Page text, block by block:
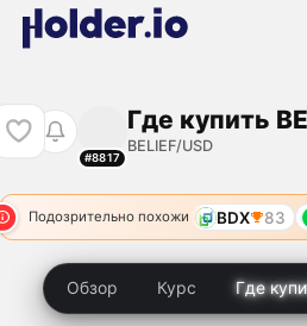
#8817
Где купить
BELIEF/USD
Подозрительно похожи BDX 83
Обзор Курс Где